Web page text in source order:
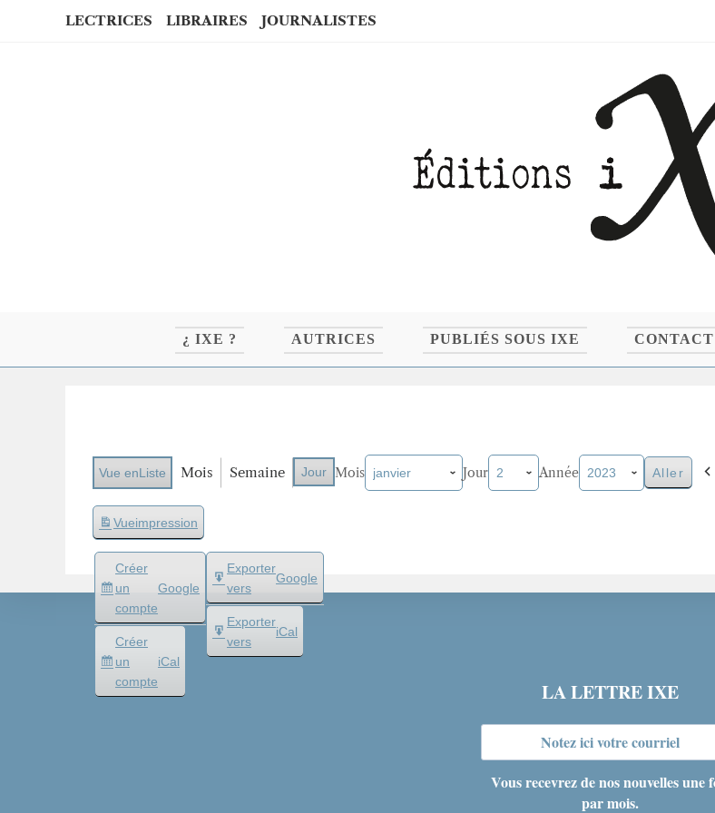
LECTRICES LIBRAIRES JOURNALISTES
¿ IXE ? AUTRICES PUBLIÉS SOUS IXE CONTACT
Vue enListe Mois Semaine Jour Mois Jour Année
Créer
un
compte
Google
Créer
un
compte
iCal
Vueimpression
Exporter
vers
Google
Exporter
vers
iCal